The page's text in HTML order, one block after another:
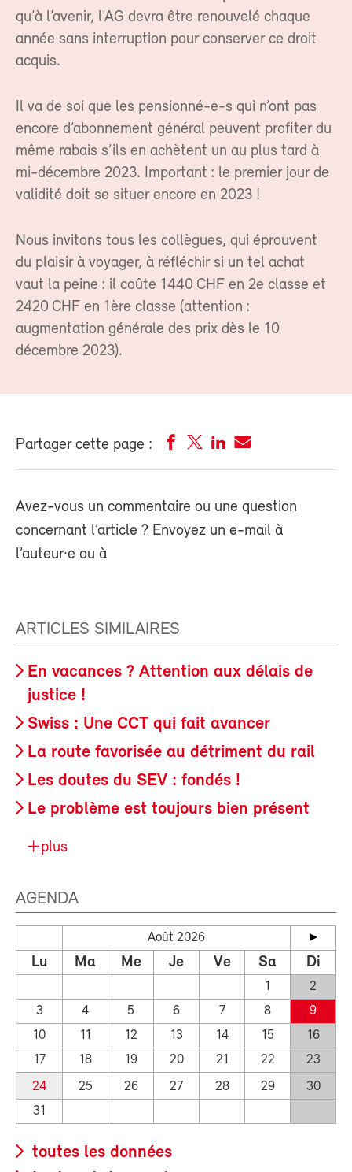
qu’à l’avenir, l’AG devra être renouvelé chaque
année sans interruption pour conserver ce droit
acquis.
Il va de soi que les pensionné-e-s qui n’ont pas
encore d’abonnement général peuvent profiter du
même rabais s’ils en achètent un au plus tard à
mi-décembre 2023. Important : le premier jour de
validité doit se situer encore en 2023 !
Nous invitons tous les collègues, qui éprouvent
du plaisir à voyager, à réfléchir si un tel achat
vaut la peine : il coûte 1440 CHF en 2e classe et
2420 CHF en 1ère classe (attention :
augmentation générale des prix dès le 10
décembre 2023).
Partager cette page :
Avez-vous un commentaire ou une question
concernant l’article ? Envoyez un e-mail à
l’auteur·e ou à
ARTICLES SIMILAIRES
En vacances ? Attention aux délais de
justice !
Swiss : Une CCT qui fait avancer
La route favorisée au détriment du rail
Les doutes du SEV : fondés !
Le problème est toujours bien présent
plus
AGENDA
Août 2026
Lu Ma Me Je Ve Sa Di
1
2
3
4 5 6 7 8
9
10
11 12 13 14 15
16
17
18 19 20 21 22
23
24
25 26 27 28 29
30
31
toutes les données